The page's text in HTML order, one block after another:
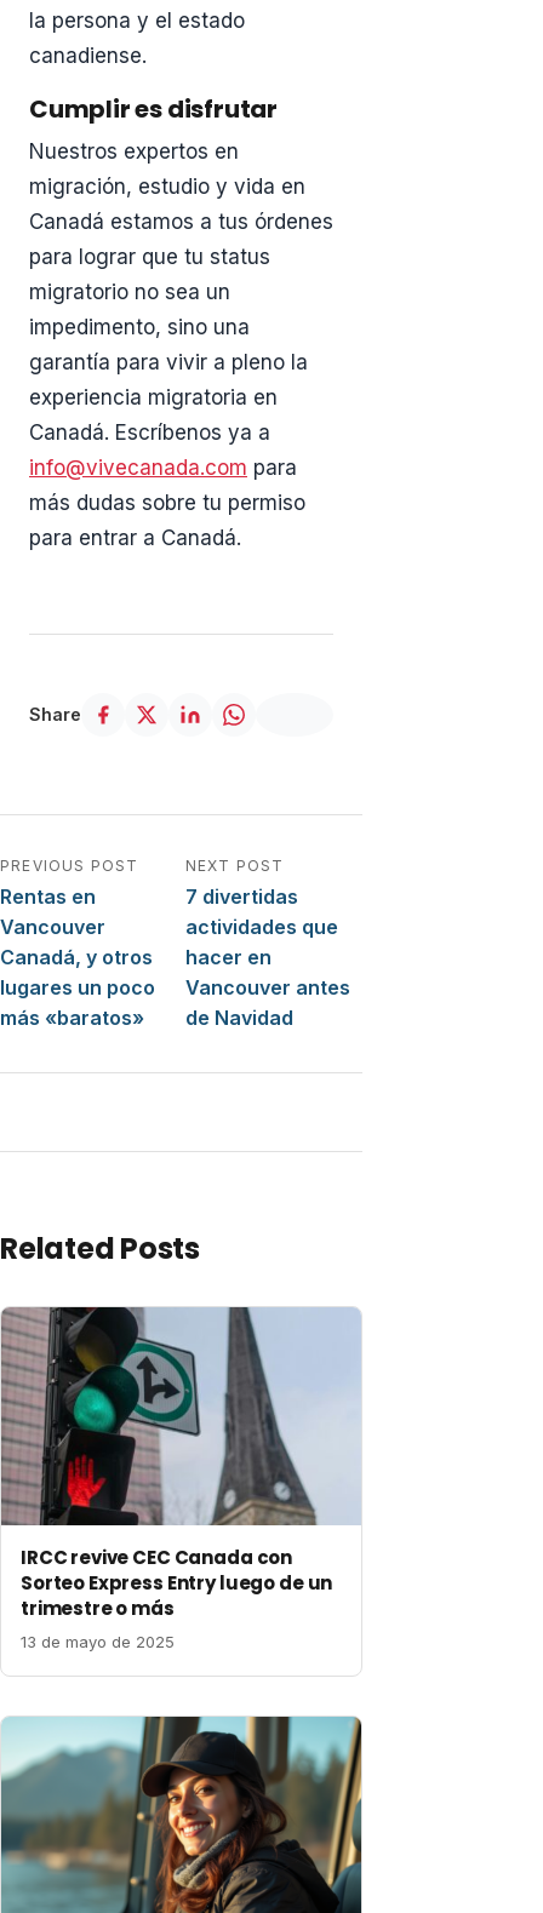
la persona y el estado
canadiense.
Cumplir es disfrutar
Nuestros expertos en
migración, estudio y vida en
Canadá estamos a tus órdenes
para lograr que tu status
migratorio no sea un
impedimento, sino una
garantía para vivir a pleno la
experiencia migratoria en
Canadá. Escríbenos ya a
info@vivecanada.com para
más dudas sobre tu permiso
para entrar a Canadá.
Share
Navegación de entradas
PREVIOUS POST
Rentas en
Vancouver
Canadá, y otros
lugares un poco
más «baratos»
NEXT POST
7 divertidas
actividades que
hacer en
Vancouver antes
de Navidad
Related Posts
IRCC revive CEC Canada con
Sorteo Express Entry luego de un
trimestre o más
13 de mayo de 2025